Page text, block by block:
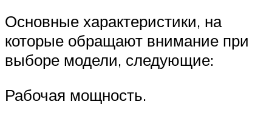
Основные характеристики, на
которые обращают внимание при
выборе модели, следующие:
Рабочая мощность.